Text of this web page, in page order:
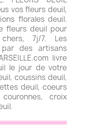
vos fleurs deuil,
florales deuil.
fleurs deuil pour
7j/7. Les
des artisans
livre
le jour de votre
coussins deuil,
deuil, coeurs
croix